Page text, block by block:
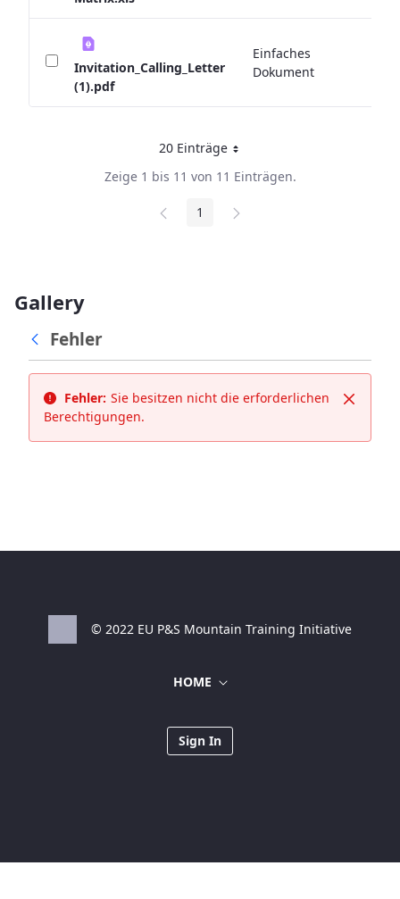
Invitation_Calling_Letter
(1).pdf
Einfaches
Dokument
20 Einträge
Pro Seite
Zeige 1 bis 11 von 11 Einträgen.
Seite
1
Gallery
Fehler
Fehler: Sie besitzen nicht die erforderlichen
Berechtigungen.
© 2022 EU P&S Mountain Training Initiative
HOME
Sign In